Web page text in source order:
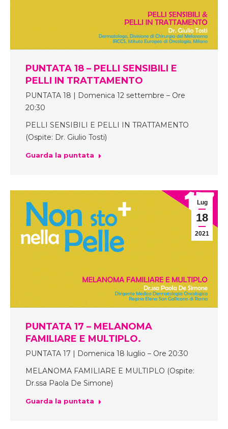
PUNTATA 18 – PELLI SENSIBILI E
PELLI IN TRATTAMENTO
PUNTATA 18 | Domenica 12 settembre – Ore
20:30
PELLI SENSIBILI E PELLI IN TRATTAMENTO
(Ospite: Dr. Giulio Tosti)
Guarda la puntata
Lug
18
2021
PUNTATA 17 – MELANOMA
FAMILIARE E MULTIPLO.
PUNTATA 17 | Domenica 18 luglio – Ore 20:30
MELANOMA FAMILIARE E MULTIPLO (Ospite:
Dr.ssa Paola De Simone)
Guarda la puntata